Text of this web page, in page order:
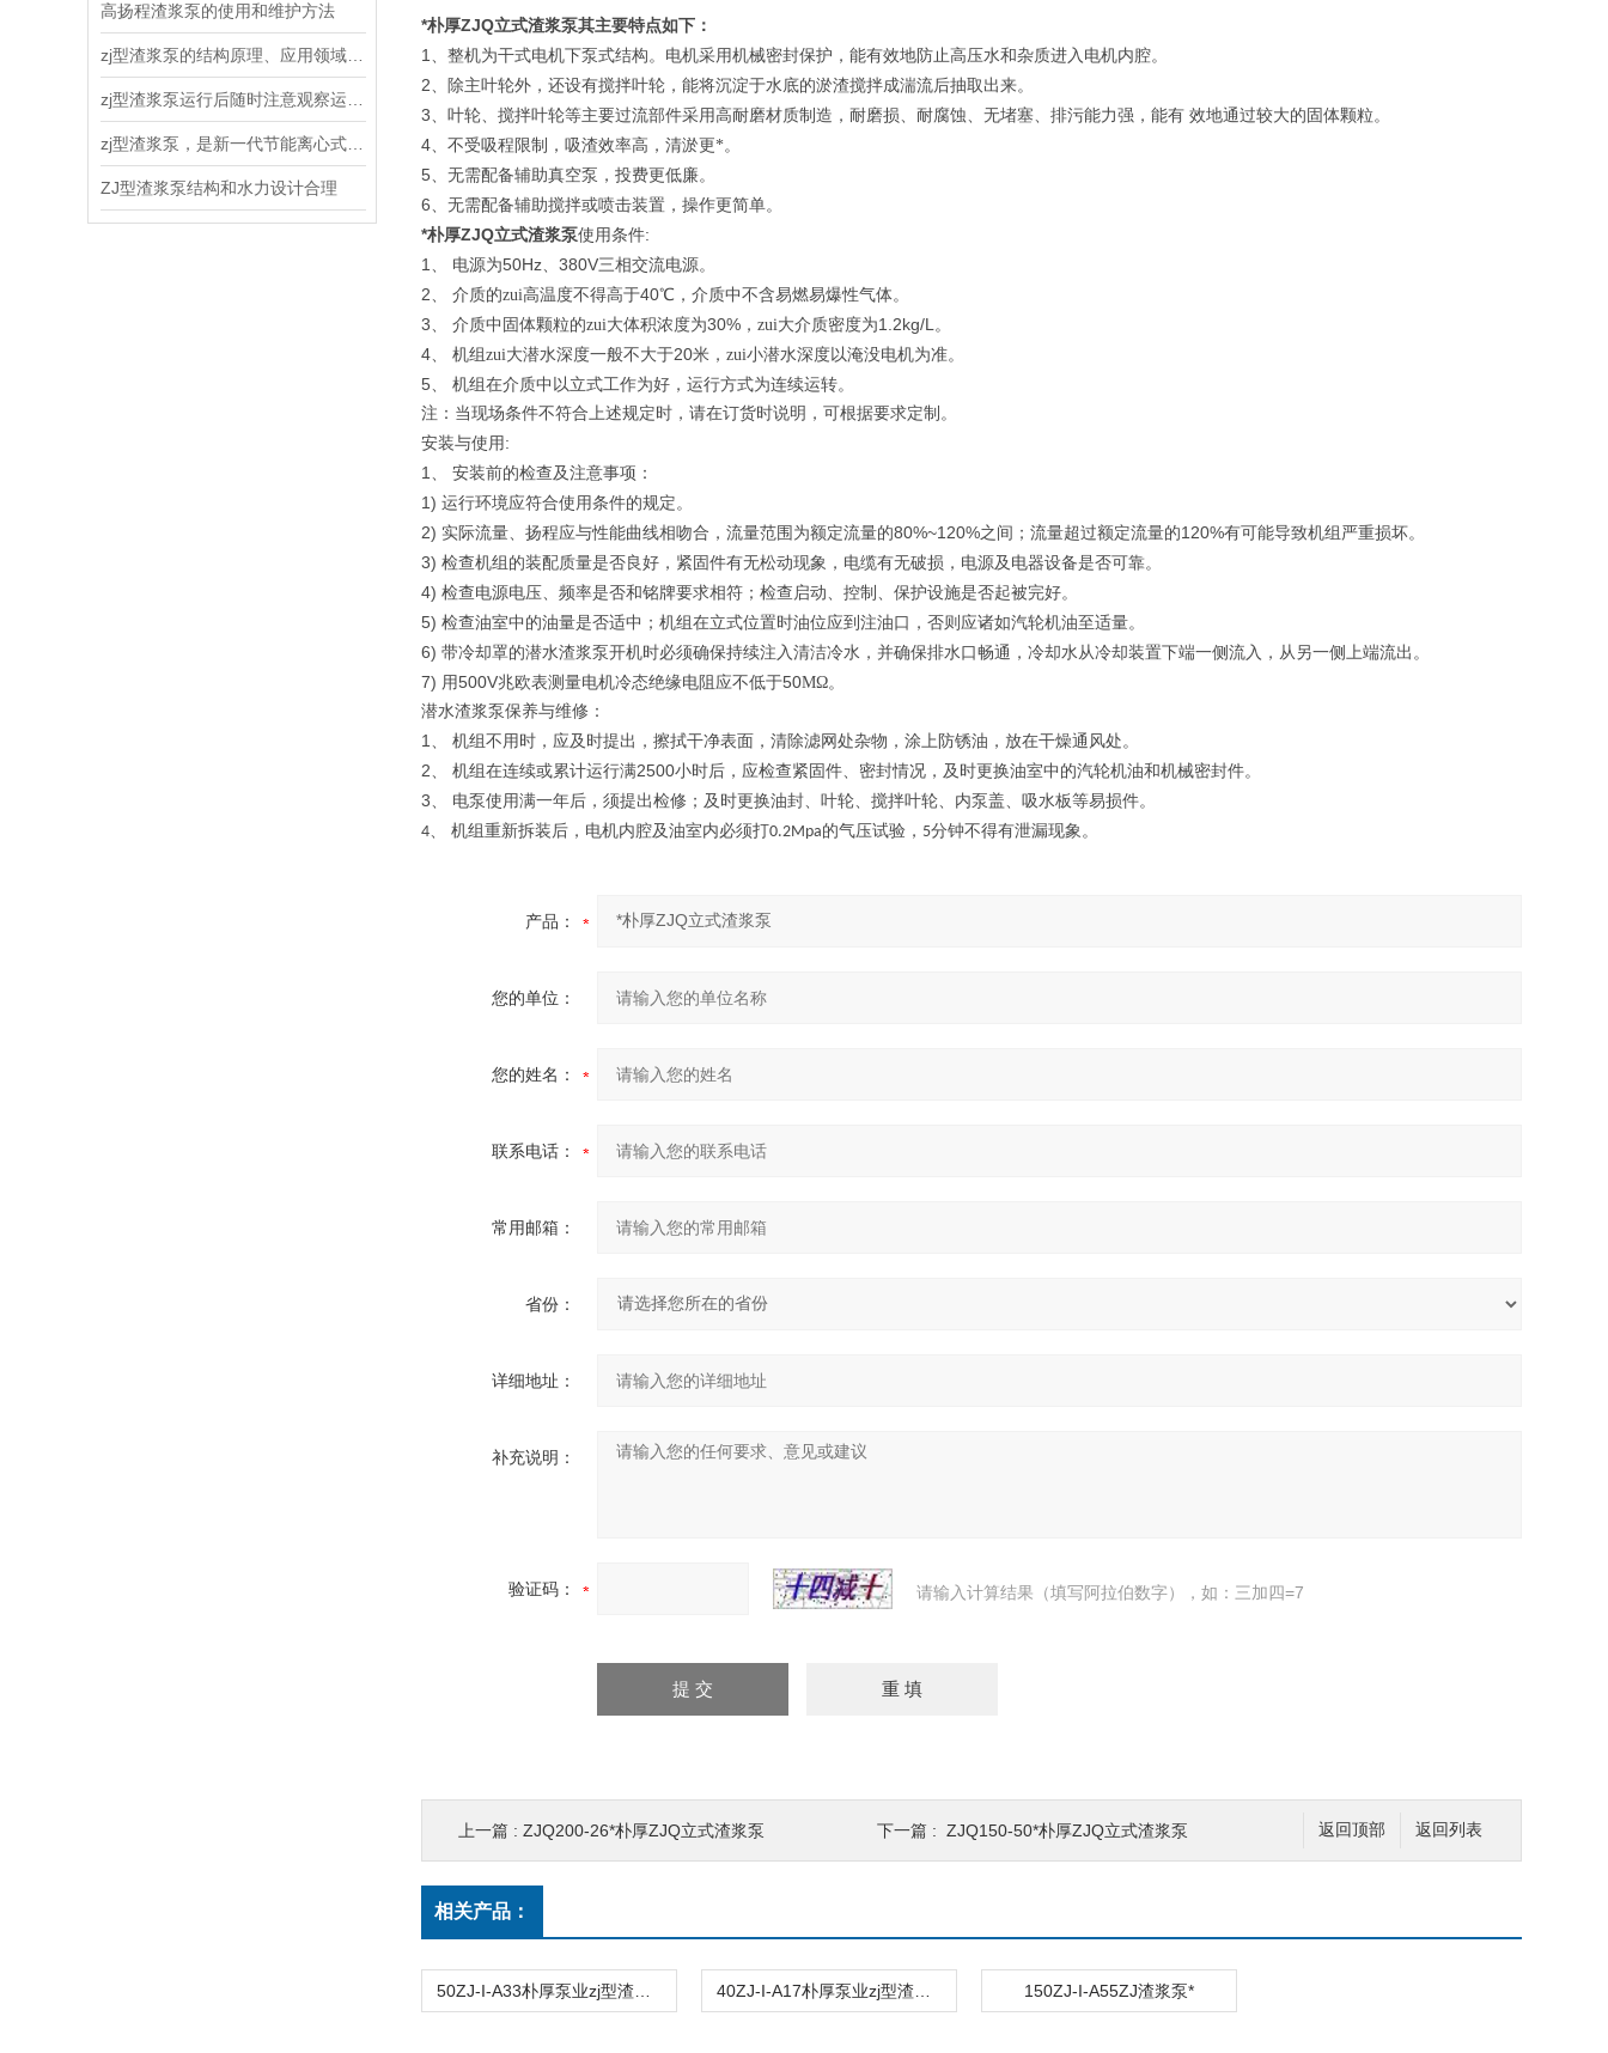
高扬程渣浆泵的使用和维护方法
ZJ型渣浆泵结构和水力设计合理
*朴厚ZJQ立式渣浆泵其主要特点如下：
1 、整机为干式电机下泵式结构。电机采用机械密封保护，能有效地防止高压水和杂质进入电机内腔。
2、除主叶轮外，还设有搅拌叶轮，能将沉淀于水底的淤渣搅拌成湍流后抽取出来。
3、叶轮、搅拌叶轮等主要过流部件采用高耐磨材质制造，耐磨损、耐腐蚀、无堵塞、排污能力强，能有 效地通过较大的固体颗粒。
4、不受吸程限制，吸渣效率高，清淤更*。
5、无需配备辅助真空泵，投费更低廉。
6、无需配备辅助搅拌或喷击装置，操作更简单。
*朴厚ZJQ立式渣浆泵使用条件:
1 、 电源为50Hz、 380V三相交流电源。
2、 介质的zui高温度不得高于40℃，介质中不含易燃易爆性气体。
3、 介质中固体颗粒的zui大体积浓度为30% ，zui大介质密度为1.2kg/L 。
4、 机组zui大潜水深度一般不大于20米，zui小潜水深度以淹没电机为准。
5、
机组在介质中以立式工作为好，运行方式为连续运转。
注：当现场条件不符合上述规定时，请在订货时说明，可根据要求定制。
安装与使用 :
1 、 安装前的检查及注意事项：
1) 运行环境应符合使用条件的规定。
2) 实际流量、扬程应与性能曲线相吻合，流量范围为额定流量的80%~120%之间；流量超过额定流量的120%有可能导致机组严重损坏。
3) 检查机组的装配质量是否良好，紧固件有无松动现象，电缆有无破损，电源及电器设备是否可靠。
4) 检查电源电压、频率是否和铭牌要求相符；检查启动、控制、保护设施是否起被完好。
5) 检查油室中的油量是否适中；机组在立式位置时油位应到注油口，否则应诸如汽轮机油至适量。
6) 带冷却罩的潜水渣浆泵开机时必须确保持续注入清洁冷水，并确保排水口畅通，冷却水从冷却装置下端一侧流入，从另一侧上端流出。
7) 用500V兆欧表测量电机冷态绝缘电阻应不低于50ΜΩ。
潜水渣浆泵保养与维修：
1 、 机组不用时，应及时提出，擦拭干净表面，清除滤网处杂物，涂上防锈油，放在干燥通风处。
2、 机组在连续或累计运行满2500小时后，应检查紧固件、密封情况，及时更换油室中的汽轮机油和机械密封件。
3、
电泵使用满一年后，须提出检修；及时更换油封、叶轮、搅拌叶轮、内泵盖、吸水板等易损件。
4、 机组重新拆装后，电机内腔及油室内必须打0.2Mpa的气压试验， 5分钟不得有泄漏现象。
产品：
您的单位：
您的姓名：
联系电话：
常用邮箱：
省份：
详细地址：
补充说明：
验证码： 请输入计算结果（填写阿拉伯数字），如：三加四=7
返回列表
返回顶部
上一篇 : ZJQ200-26*朴厚ZJQ立式渣浆泵 下一篇 : ZJQ150-50*朴厚ZJQ立式渣浆泵
相关产品：
150ZJ-I-A55ZJ渣浆泵*